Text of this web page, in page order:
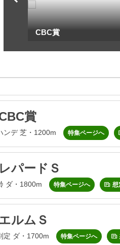
CBC賞
賞
ンデ 芝・1200m 特集ページへ
パードＳ
ダ・1800m 特集ページへ 想
ルムＳ
定 ダ・1700m 特集ページへ